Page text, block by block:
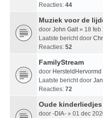
Reacties: 44
Muziek voor de
door John Galt » 18 feb
Laatste bericht door
Reacties: 52
FamilyStream
door HersteldHervormd
Laatste bericht door
Reacties: 72
Oude kinderliedjes
door -DIA- » 01 dec